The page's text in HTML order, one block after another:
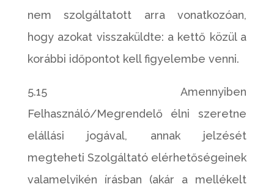
nem szolgáltatott arra vonatkozóan,
hogy azokat visszaküldte: a kettő közül a
korábbi időpontot kell figyelembe venni.
5.15 Amennyiben
Felhasználó/Megrendelő élni szeretne
elállási jogával, annak jelzését
megteheti Szolgáltató elérhetőségeinek
valamelyikén írásban (akár a mellékelt